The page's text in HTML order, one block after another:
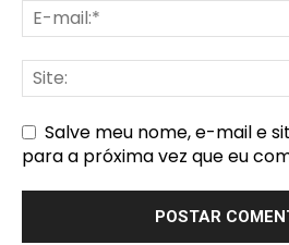
Salve meu nome, e-mail e
para a próxima vez que eu